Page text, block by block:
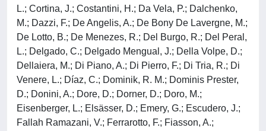
L.; Cortina, J.; Costantini, H.; Da Vela, P.; Dalchenko,
M.; Dazzi, F.; De Angelis, A.; De Bony De Lavergne, M.;
De Lotto, B.; De Menezes, R.; Del Burgo, R.; Del Peral,
L.; Delgado, C.; Delgado Mengual, J.; Della Volpe, D.;
Dellaiera, M.; Di Piano, A.; Di Pierro, F.; Di Tria, R.; Di
Venere, L.; Díaz, C.; Dominik, R. M.; Dominis Prester,
D.; Donini, A.; Dore, D.; Dorner, D.; Doro, M.;
Eisenberger, L.; Elsässer, D.; Emery, G.; Escudero, J.;
Fallah Ramazani, V.; Ferrarotto, F.; Fiasson, A.;